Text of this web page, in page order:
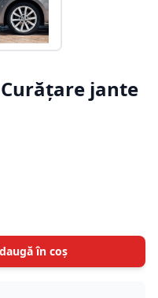
Curățare jante
în coș